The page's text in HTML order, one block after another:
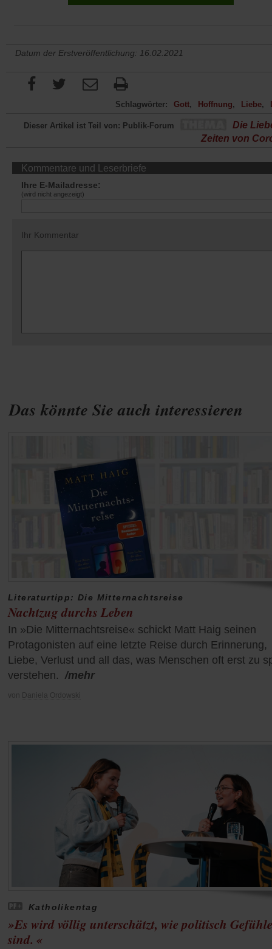
Das könnte Sie auch interessieren
Literaturtipp: Die Mitternachtsreise
Nachtzug durchs Leben
In »Die Mitternachtsreise« schickt Matt Haig seinen
Protagonisten auf eine letzte Reise durch Erinnerung,
Liebe, Verlust und all das, was Menschen oft erst zu
verstehen. /mehr
von Daniela Ordowski
Katholikentag
»Es wird völlig unterschätzt, wie politisch Gefühle
sind. «
Datum der Erstveröffentlichung: 16.02.2021
Schlagwörter: Gott Hoffnung Liebe
Dieser Artikel ist Teil von: Publik-Forum
Die
Zeiten von
Kommentare und Leserbriefe
Ihre E-Mailadresse:
(wird nicht angezeigt)
Ihr Kommentar